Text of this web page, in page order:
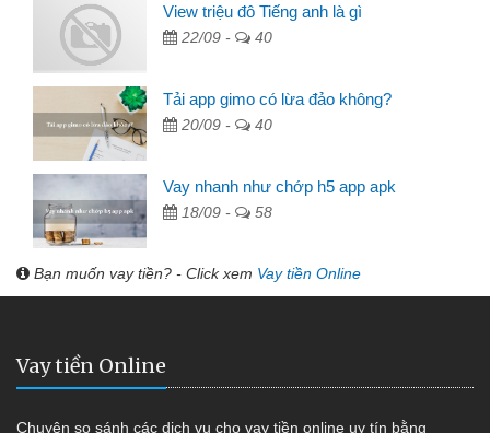
View triệu đô Tiếng anh là gì
22/09 - 40
Tải app gimo có lừa đảo không?
20/09 - 40
Vay nhanh như chớp h5 app apk
18/09 - 58
Bạn muốn vay tiền? - Click xem Vay tiền Online
Vay tiền Online
Chuyên so sánh các dịch vụ cho vay tiền online uy tín bằng